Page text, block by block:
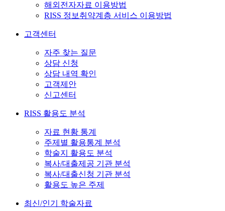
해외전자자료 이용방법
RISS 정보취약계층 서비스 이용방법
고객센터
자주 찾는 질문
상담 신청
상담 내역 확인
고객제안
신고센터
RISS 활용도 분석
자료 현황 통계
주제별 활용통계 분석
학술지 활용도 분석
복사/대출제공 기관 분석
복사/대출신청 기관 분석
활용도 높은 주제
최신/인기 학술자료